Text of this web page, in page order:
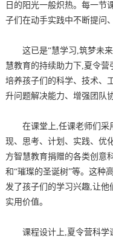
日的阳光一般炽热。每一节
子们在动手实践中不断提问
这已是“慧学习,筑梦未
慧教育的持续助力下,夏令
培养孩子们的科学、技术、
升问题解决能力、增强团队
在课堂上,任课老师们采
现、思考、计划、实践、优
方智慧教育捐赠的各类创意
和“璀璨的圣诞树”等。这种
发了孩子们的学习兴趣,让他
实用价值。
课程设计上,夏令营科学